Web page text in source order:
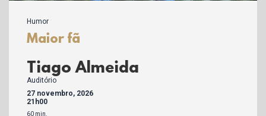
Humor
Maior fã
Tiago Almeida
Auditório
27 novembro, 2026
21h00
60 min.